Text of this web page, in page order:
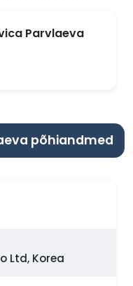
Parvlaeva
põhiandmed
Ltd, Korea